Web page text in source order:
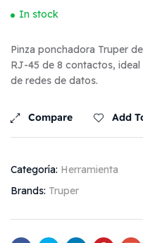
In stock
Pinza ponchadora Truper
RJ-45 de 8 contactos,
de redes de datos.
Compare Add
Categoría: Herramienta
Brands: Truper